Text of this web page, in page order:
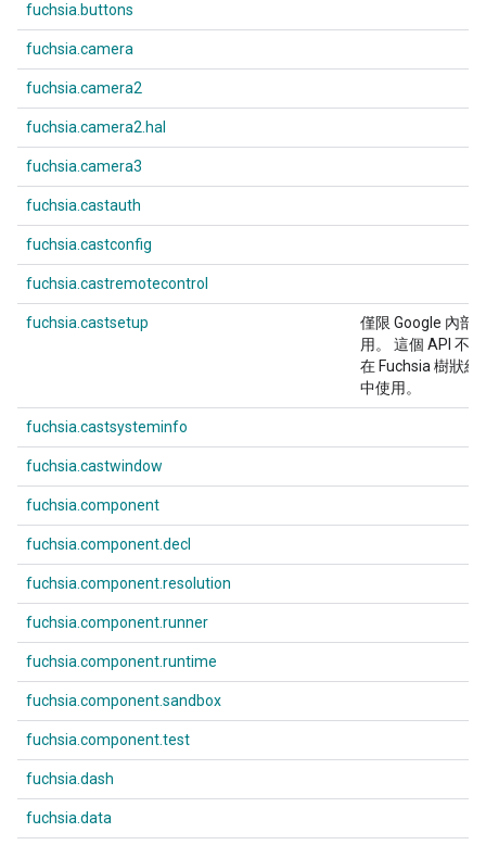
fuchsia.buttons
fuchsia.camera
fuchsia.camera2
fuchsia.camera2.hal
fuchsia.camera3
fuchsia.castauth
fuchsia.castconfig
fuchsia.castremotecontrol
fuchsia.castsetup
僅限 Google 內部
用。 這個 API 不得
在 Fuchsia 樹狀結
中使用。
fuchsia.castsysteminfo
fuchsia.castwindow
fuchsia.component
fuchsia.component.decl
fuchsia.component.resolution
fuchsia.component.runner
fuchsia.component.runtime
fuchsia.component.sandbox
fuchsia.component.test
fuchsia.dash
fuchsia.data